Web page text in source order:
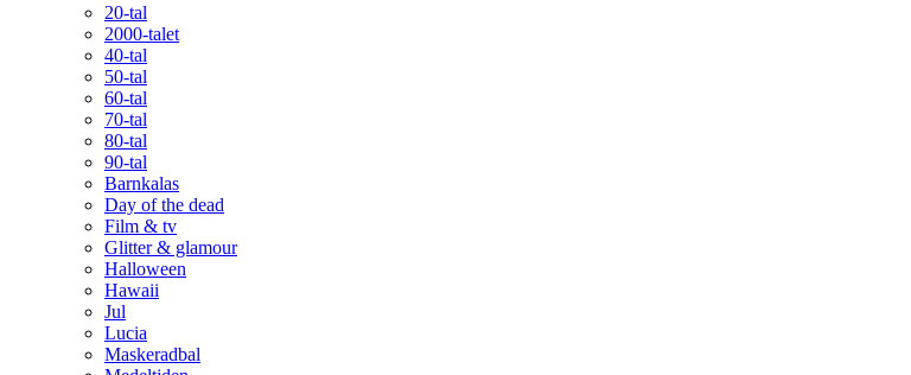
20-tal
2000-talet
40-tal
50-tal
60-tal
70-tal
80-tal
90-tal
Barnkalas
Day of the dead
Film & tv
Glitter & glamour
Halloween
Hawaii
Jul
Lucia
Maskeradbal